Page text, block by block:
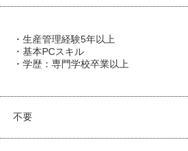
・生産管理経験5年以上
・基本PCスキル
・学歴：専門学校卒業以上
不要